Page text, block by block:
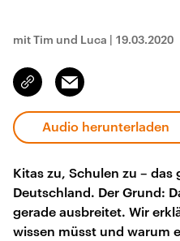
mit Tim und Luca | 19.03.2020
Link
kopieren/teilen
Email
Audio herunterladen
Kitas zu, Schulen zu –
Deutschland. Der Grund:
gerade ausbreitet. Wir
wissen müsst und warum